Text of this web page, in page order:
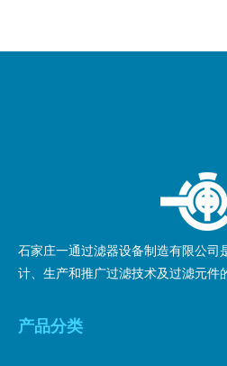
石家庄一通过滤器设备制造有限公司
计、生产和推广过滤技术及过滤元件
产品分类